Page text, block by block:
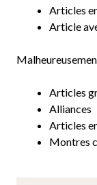
Articles
Article
Articles
Alliances
Articles
Montres